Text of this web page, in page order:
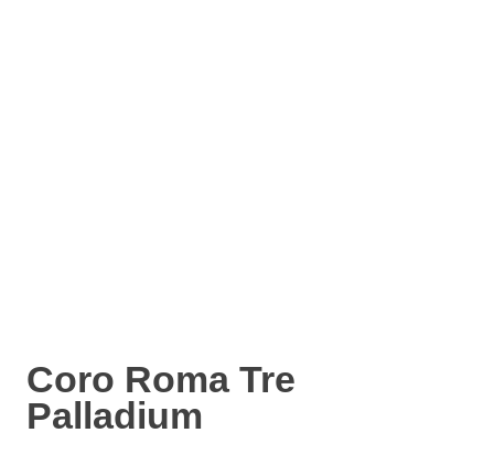
Coro Roma Tre
Palladium